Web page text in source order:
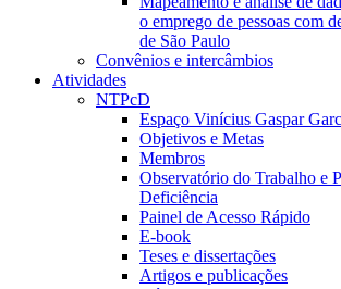
o emprego de pessoas com
de São Paulo
Convênios e intercâmbios
Atividades
NTPcD
Espaço Vinícius Gaspar
Objetivos e Metas
Membros
Observatório do Trabalho e
Deficiência
Painel de Acesso Rápido
E-book
Teses e dissertações
Artigos e publicações